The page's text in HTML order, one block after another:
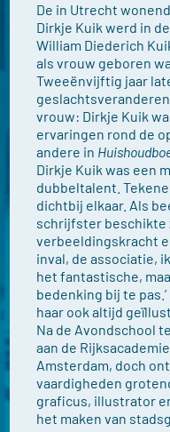
De in Utrecht
Dirkje Kuik werd in
William Diederich
als vrouw geboren
Tweeënvijftig jaar
vrouw: Dirkje Kuik
ervaringen rond de
andere in
Dirkje Kuik was een
dubbeltalent.
dichtbij elkaar. Als
schrijfster beschikte
verbeeldingskracht
inval, de associatie,
het fantastische,
bedenking bij te
haar ook altijd
Na de Avondschool
aan de
Amsterdam, doch
vaardigheden
graficus, illustrator
het maken van